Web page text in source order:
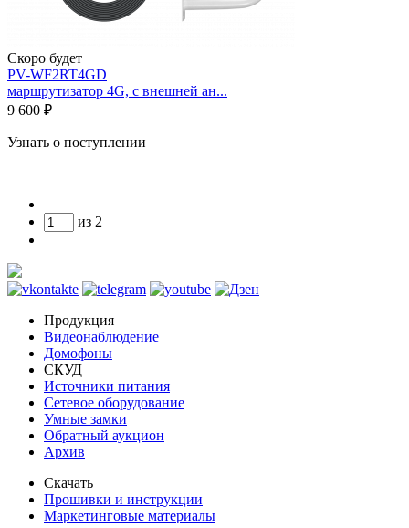
Скоро будет
PV-WF2RT4GD
маршрутизатор 4G, с внешней ан...
9 600 ₽
Узнать о поступлении
из 2
Продукция
Видеонаблюдение
Домофоны
СКУД
Источники питания
Сетевое оборудование
Умные замки
Обратный аукцион
Архив
Скачать
Прошивки и инструкции
Маркетинговые материалы